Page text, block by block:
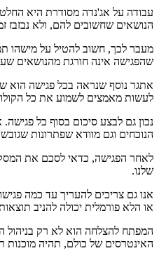
עבודה על אג'נדה מסודרת היא
הנושאים שחשובים להם, ולא נבזבז
מעבר לכך, חשוב להטיל על מישהו
שהפגישה אינה חורגת מהנושאים
אתגר נוסף שנראה בכל פגישה הוא
לעשות מאמצים לשמוע את כל
נכון גם לבצע סיכום בסוף כל
הנוכחים וגם מוודא שפתרונות
לאחר הפגישה, כדאי לסכם את
שלנו.
אנו גם צריכים להעריך עד כמה
או הלא פורמלית יכולה להניב
המפתח להצלחה הוא לא רק בניהול
האינטרסים של כולם, תהיה